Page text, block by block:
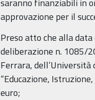
saranno finanziabili in
approvazione per il
Preso atto che alla
deliberazione n. 1085/
Ferrara, dell’Università
“Educazione,
euro;